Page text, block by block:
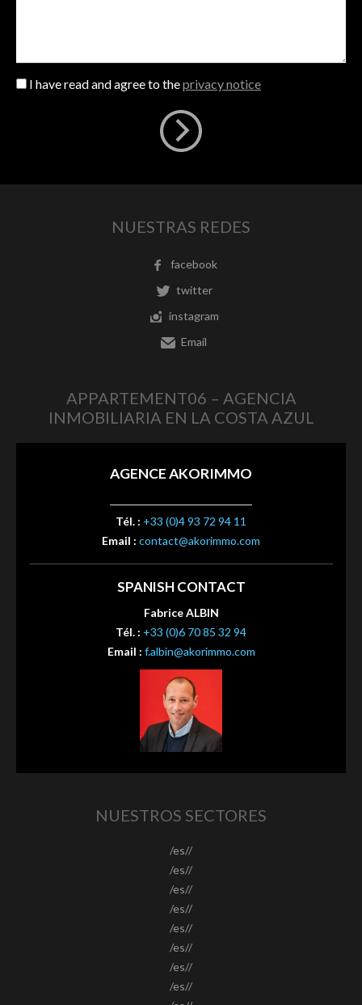
I have read and agree to theprivacy notice
NUESTRAS REDES
facebook
twitter
instagram
Email
APPARTEMENT06 – AGENCIA
INMOBILIARIA EN LA COSTA AZUL
AGENCE AKORIMMO
Tél. : +33 (0)4 93 72 94 11
Email : contact@akorimmo.com
SPANISH CONTACT
Fabrice ALBIN
Tél. : +33 (0)6 70 85 32 94
Email : f.albin@akorimmo.com
NUESTROS SECTORES
/es//
/es//
/es//
/es//
/es//
/es//
/es//
/es//